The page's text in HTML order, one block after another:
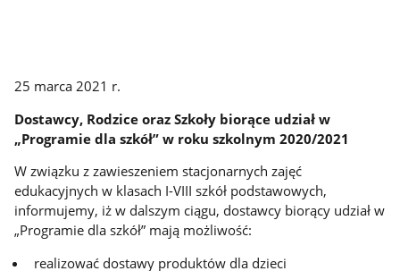
25 marca 2021 r.
Dostawcy, Rodzice oraz Szkoły biorące udział w
„Programie dla szkół” w roku szkolnym 2020/2021
W związku z zawieszeniem stacjonarnych zajęć
edukacyjnych w klasach I-VIII szkół podstawowych,
informujemy, iż w dalszym ciągu, dostawcy biorący udział w
„Programie dla szkół” mają możliwość:
realizować dostawy produktów dla dzieci